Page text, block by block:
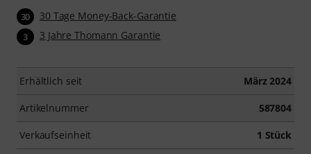
30 30 Tage Money-Back-Garantie
3 3 Jahre Thomann Garantie
Erhältlich seit März 2024
Artikelnummer 587804
Verkaufseinheit 1 Stück